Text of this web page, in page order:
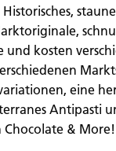
und kosten
eine
Antipasti
& More!